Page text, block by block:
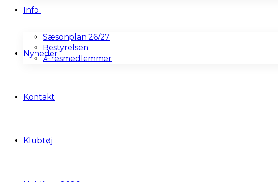
Info
Sæsonplan 26/27
Bestyrelsen
Æresmedlemmer
Nyheder
Kontakt
Klubtøj